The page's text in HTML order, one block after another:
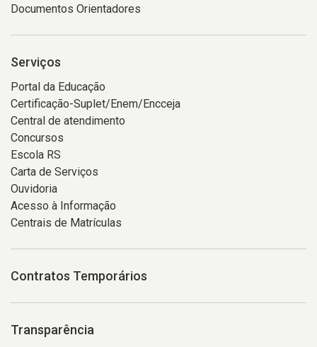
Documentos Orientadores
Serviços
Portal da Educação
Certificação-Suplet/Enem/Encceja
Central de atendimento
Concursos
Escola RS
Carta de Serviços
Ouvidoria
Acesso à Informação
Centrais de Matrículas
Contratos Temporários
Transparência